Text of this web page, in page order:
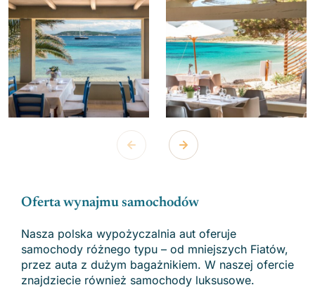
Oferta wynajmu samochodów
Nasza polska wypożyczalnia aut oferuje
samochody różnego typu – od mniejszych Fiatów,
przez auta z dużym bagażnikiem. W naszej ofercie
znajdziecie również samochody luksusowe.